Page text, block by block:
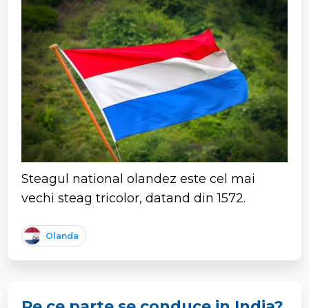
Steagul national olandez este cel mai
vechi steag tricolor, datand din 1572.
Olanda